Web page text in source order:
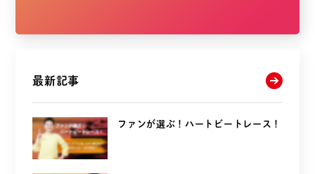
最新記事
ファンが選ぶ！ハートビートレース！